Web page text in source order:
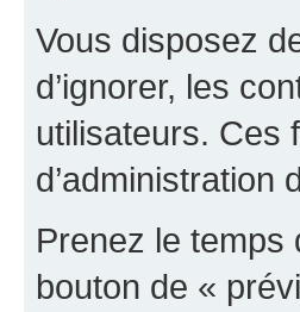
Vous disposez
d’ignorer, les
utilisateurs. Ces
d’administration
Prenez le temps
bouton de «